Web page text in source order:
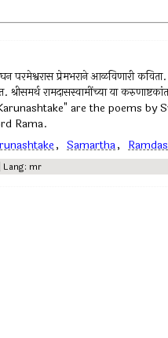
प्रेमभराने आळविणारी
श्रीसमर्थ रामदासस्वामींच्या या
are the
Rama.
, Samartha, Ramdas
Lang: mr